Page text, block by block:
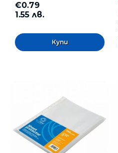
€0.79
1.55 лв.